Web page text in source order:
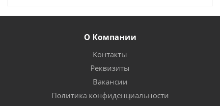
О Компании
Контакты
Реквизиты
Вакансии
Политика конфиденциальности